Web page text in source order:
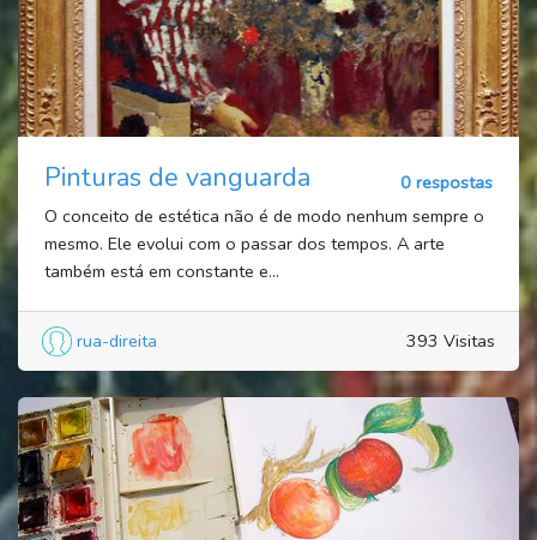
Pinturas de vanguarda
0 respostas
O conceito de estética não é de modo nenhum sempre o
mesmo. Ele evolui com o passar dos tempos. A arte
também está em constante e...
rua-direita 393 Visitas